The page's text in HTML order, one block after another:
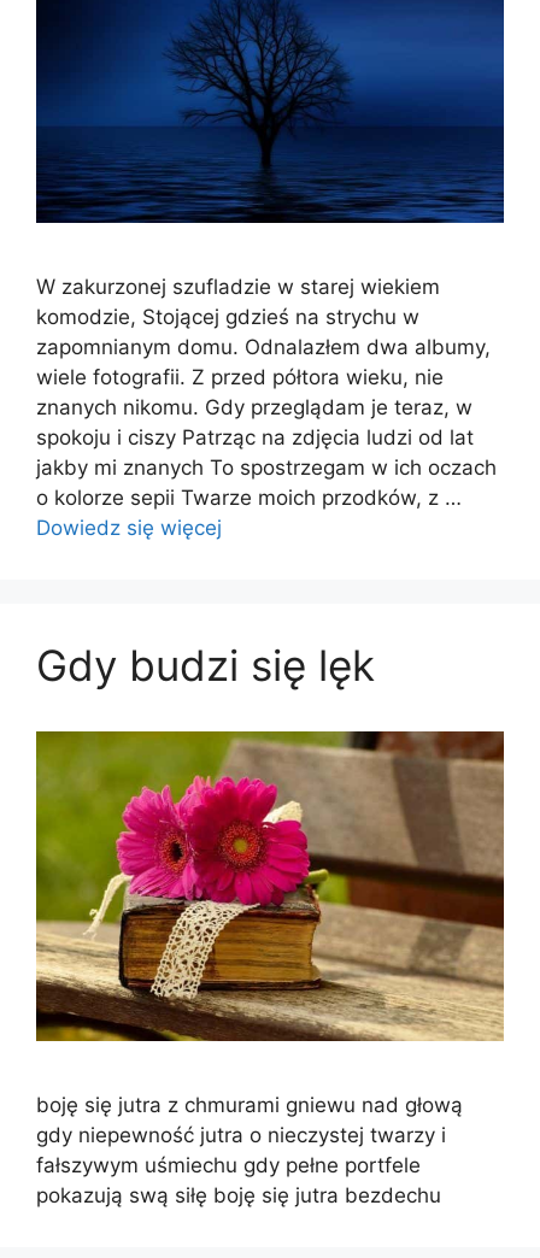
W zakurzonej szufladzie w starej wiekiem
komodzie, Stojącej gdzieś na strychu w
zapomnianym domu. Odnalazłem dwa albumy,
wiele fotografii. Z przed półtora wieku, nie
znanych nikomu. Gdy przeglądam je teraz, w
spokoju i ciszy Patrząc na zdjęcia ludzi od lat
jakby mi znanych To spostrzegam w ich oczach
o kolorze sepii Twarze moich przodków, z …
Dowiedz się więcej
Gdy budzi się lęk
boję się jutra z chmurami gniewu nad głową
gdy niepewność jutra o nieczystej twarzy i
fałszywym uśmiechu gdy pełne portfele
pokazują swą siłę boję się jutra bezdechu